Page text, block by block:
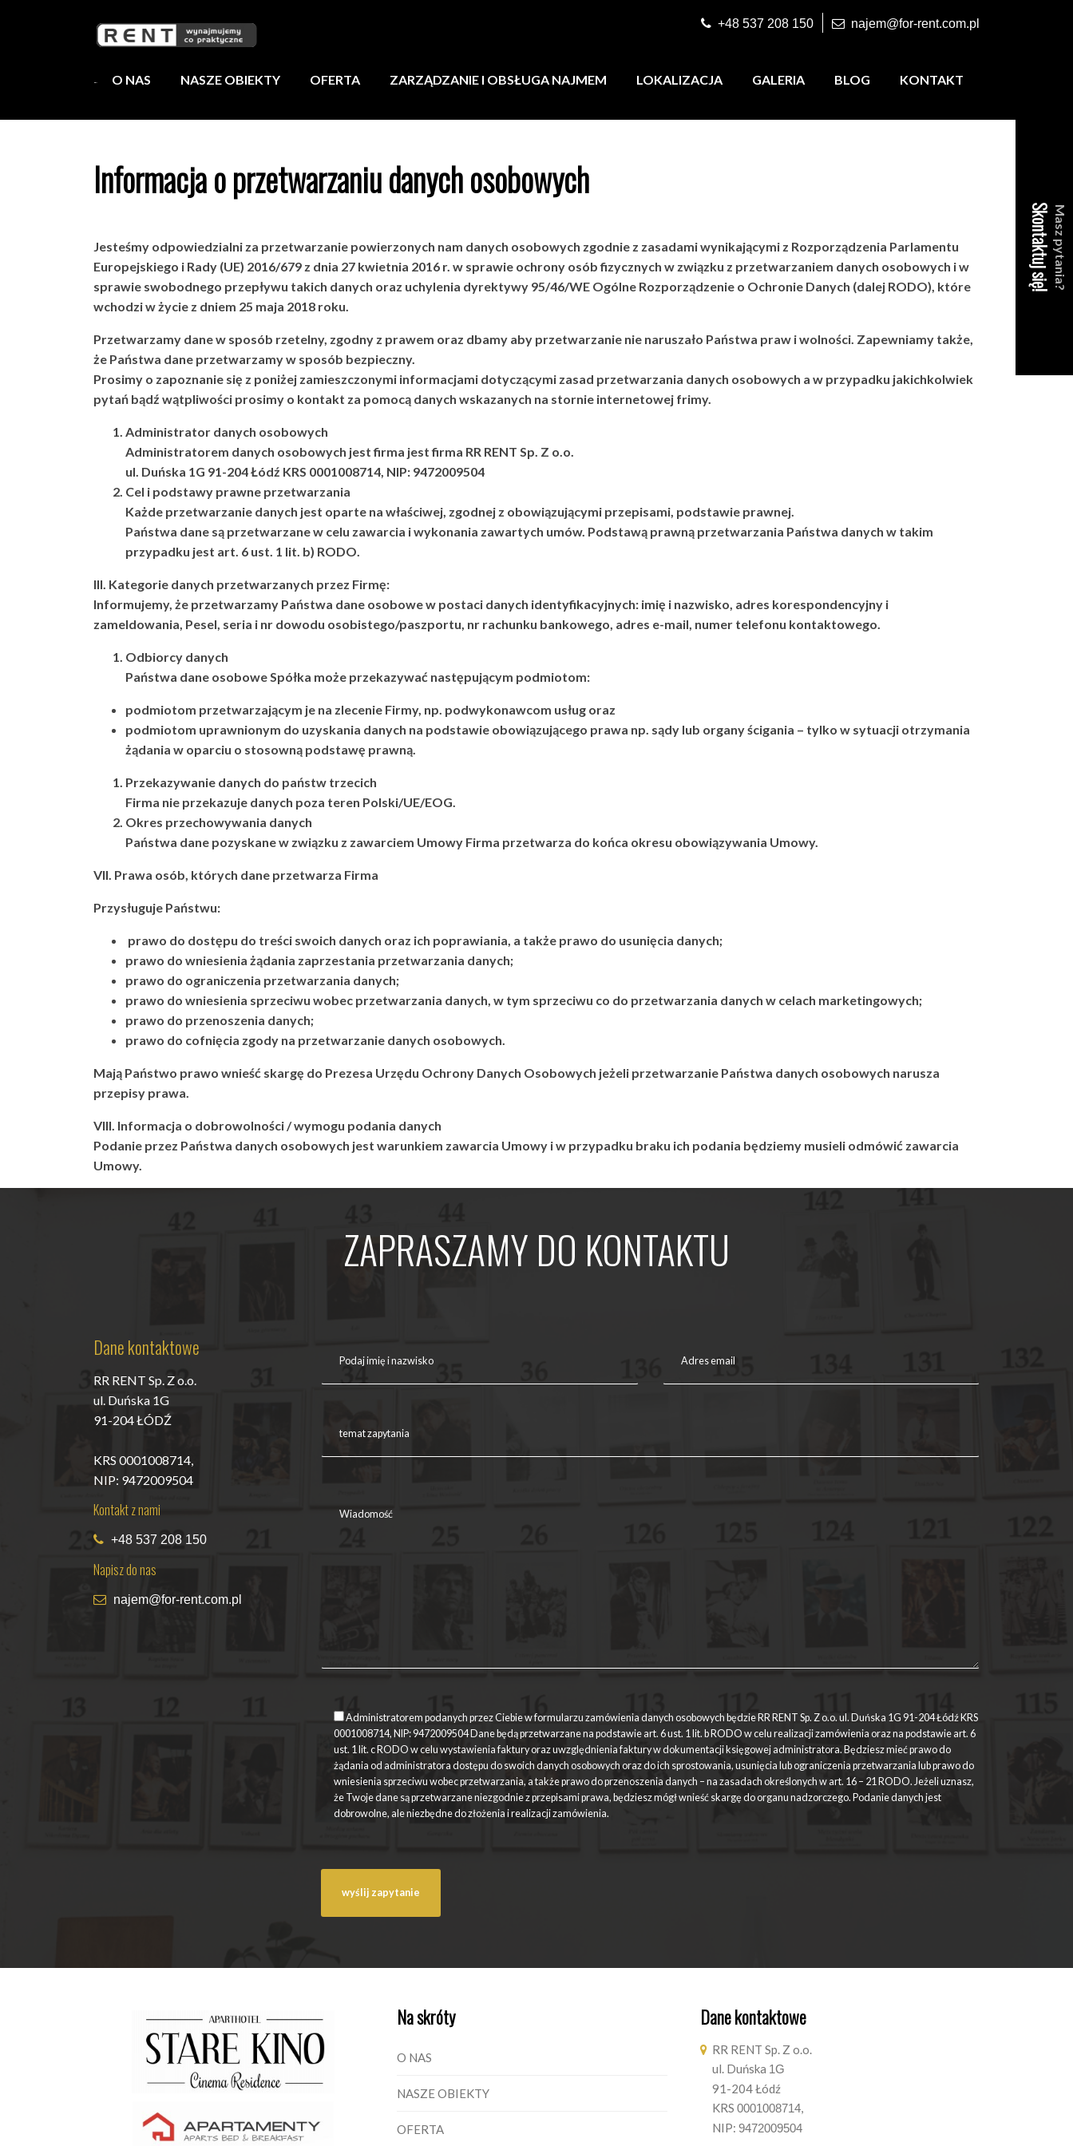
Masz pytania?
Skontaktuj się!
+48 537 208 150 najem@for-rent.com.pl
O NAS NASZE OBIEKTY OFERTA ZARZĄDZANIE I OBSŁUGA NAJMEM LOKALIZACJA GALERIA BLOG KONTAKT
Informacja o przetwarzaniu danych osobowych
Jesteśmy odpowiedzialni za przetwarzanie powierzonych nam danych osobowych zgodnie z zasadami wynikającymi z Rozporządzenia Parlamentu
Europejskiego i Rady (UE) 2016/679 z dnia 27 kwietnia 2016 r. w sprawie ochrony osób fizycznych w związku z przetwarzaniem danych osobowych i w
sprawie swobodnego przepływu takich danych oraz uchylenia dyrektywy 95/46/WE Ogólne Rozporządzenie o Ochronie Danych (dalej RODO), które
wchodzi w życie z dniem 25 maja 2018 roku.
Przetwarzamy dane w sposób rzetelny, zgodny z prawem oraz dbamy aby przetwarzanie nie naruszało Państwa praw i wolności. Zapewniamy także,
że Państwa dane przetwarzamy w sposób bezpieczny.
Prosimy o zapoznanie się z poniżej zamieszczonymi informacjami dotyczącymi zasad przetwarzania danych osobowych a w przypadku jakichkolwiek
pytań bądź wątpliwości prosimy o kontakt za pomocą danych wskazanych na stornie internetowej frimy.
Administrator danych osobowych
Administratorem danych osobowych jest firma jest firma RR RENT Sp. Z o.o.
ul. Duńska 1G 91-204 Łódź KRS 0001008714, NIP: 9472009504
Cel i podstawy prawne przetwarzania
Każde przetwarzanie danych jest oparte na właściwej, zgodnej z obowiązującymi przepisami, podstawie prawnej.
Państwa dane są przetwarzane w celu zawarcia i wykonania zawartych umów. Podstawą prawną przetwarzania Państwa danych w takim
przypadku jest art. 6 ust. 1 lit. b) RODO.
III. Kategorie danych przetwarzanych przez Firmę:
Informujemy, że przetwarzamy Państwa dane osobowe w postaci danych identyfikacyjnych: imię i nazwisko, adres korespondencyjny i
zameldowania, Pesel, seria i nr dowodu osobistego/paszportu, nr rachunku bankowego, adres e-mail, numer telefonu kontaktowego.
Odbiorcy danych
Państwa dane osobowe Spółka może przekazywać następującym podmiotom:
podmiotom przetwarzającym je na zlecenie Firmy, np. podwykonawcom usług oraz
podmiotom uprawnionym do uzyskania danych na podstawie obowiązującego prawa np. sądy lub organy ścigania – tylko w sytuacji otrzymania
żądania w oparciu o stosowną podstawę prawną.
Przekazywanie danych do państw trzecich
Firma nie przekazuje danych poza teren Polski/UE/EOG.
Okres przechowywania danych
Państwa dane pozyskane w związku z zawarciem Umowy Firma przetwarza do końca okresu obowiązywania Umowy.
VII. Prawa osób, których dane przetwarza Firma
Przysługuje Państwu:
prawo do dostępu do treści swoich danych oraz ich poprawiania, a także prawo do usunięcia danych;
prawo do wniesienia żądania zaprzestania przetwarzania danych;
prawo do ograniczenia przetwarzania danych;
prawo do wniesienia sprzeciwu wobec przetwarzania danych, w tym sprzeciwu co do przetwarzania danych w celach marketingowych;
prawo do przenoszenia danych;
prawo do cofnięcia zgody na przetwarzanie danych osobowych.
Mają Państwo prawo wnieść skargę do Prezesa Urzędu Ochrony Danych Osobowych jeżeli przetwarzanie Państwa danych osobowych narusza
przepisy prawa.
VIII. Informacja o dobrowolności / wymogu podania danych
Podanie przez Państwa danych osobowych jest warunkiem zawarcia Umowy i w przypadku braku ich podania będziemy musieli odmówić zawarcia
Umowy.
ZAPRASZAMY DO KONTAKTU
Dane kontaktowe
RR RENT Sp. Z o.o.
ul. Duńska 1G
91-204 ŁÓDŹ
KRS 0001008714,
NIP: 9472009504
Kontakt z nami
+48 537 208 150
Napisz do nas
najem@for-rent.com.pl
Administratorem podanych przez Ciebie w formularzu zamówienia danych osobowych będzie RR RENT Sp. Z o.o. ul. Duńska 1G 91-204 Łódź KRS
0001008714, NIP: 9472009504 Dane będą przetwarzane na podstawie art. 6 ust. 1 lit. b RODO w celu realizacji zamówienia oraz na podstawie art. 6
ust. 1 lit. c RODO w celu wystawienia faktury oraz uwzględnienia faktury w dokumentacji księgowej administratora. Będziesz mieć prawo do
żądania od administratora dostępu do swoich danych osobowych oraz do ich sprostowania, usunięcia lub ograniczenia przetwarzania lub prawo do
wniesienia sprzeciwu wobec przetwarzania, a także prawo do przenoszenia danych – na zasadach określonych w art. 16 – 21 RODO. Jeżeli uznasz,
że Twoje dane są przetwarzane niezgodnie z przepisami prawa, będziesz mógł wnieść skargę do organu nadzorczego. Podanie danych jest
dobrowolne, ale niezbędne do złożenia i realizacji zamówienia.
Na skróty
O NAS
NASZE OBIEKTY
OFERTA
Dane kontaktowe
RR RENT Sp. Z o.o.
ul. Duńska 1G
91-204 Łódź
KRS 0001008714,
NIP: 9472009504